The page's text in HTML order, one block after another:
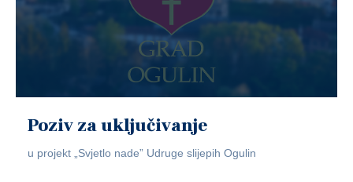
Poziv za uključivanje
u projekt „Svjetlo nade” Udruge slijepih Ogulin